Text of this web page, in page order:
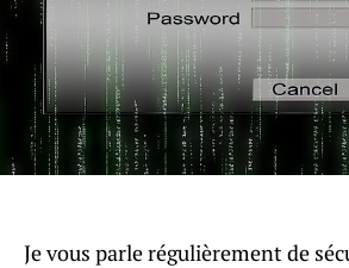
Je vous parle régulièrement de